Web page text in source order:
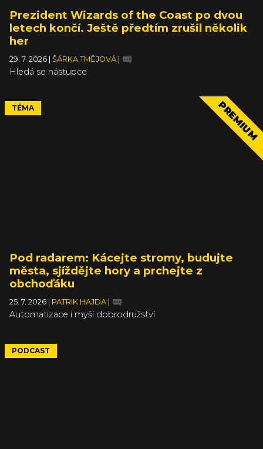
Prezident Wizards of the Coast po dvou
letech končí. Ještě předtím zrušil několik
her
29. 7. 2026 ŠÁRKA TMĚJOVÁ
Hledá se nástupce
TÉMA PREMIUM
Pod radarem: Kácejte stromy, budujte
města, sjíždějte hory a prchejte z
obchoďáku
25. 7. 2026 PATRIK HAJDA
Automatizace i myší dobrodružství
PODCAST